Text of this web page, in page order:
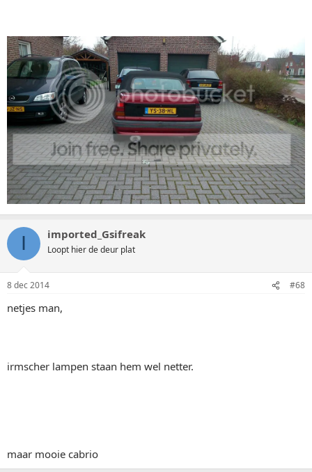
I imported_Gsifreak
Loopt hier de deur plat
8 dec 2014 #68
netjes man,
irmscher lampen staan hem wel netter.
maar mooie cabrio